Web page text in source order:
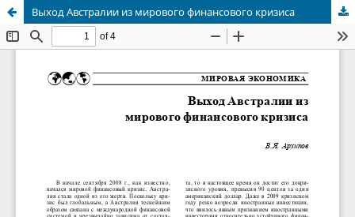
Выход Австралии из мирового финансового кризиса